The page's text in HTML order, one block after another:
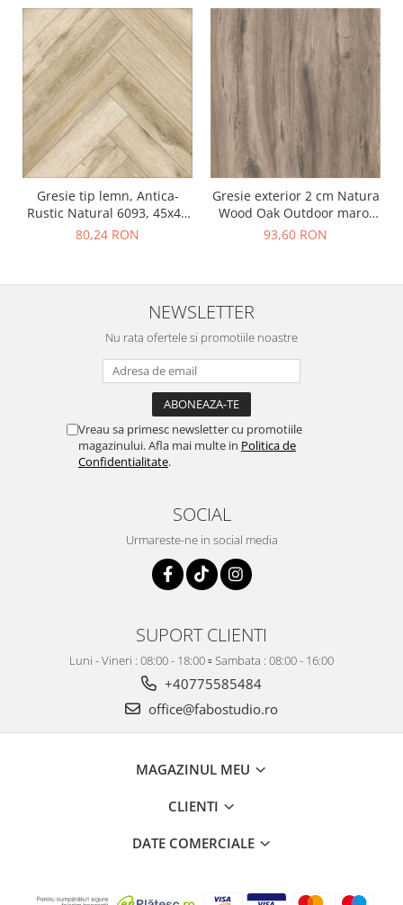
Gresie tip lemn, Antica-
Rustic Natural 6093, 45x45
cm, portelanata, bej, finisaj
80,24 RON
Gresie exterior 2 cm Natura
Wood Oak Outdoor maro,
0.73mp/cut
93,60 RON
NEWSLETTER
Nu rata ofertele si promotiile noastre
Vreau sa primesc newsletter cu promotiile
magazinului. Afla mai multe in Politica de
Confidentialitate.
SOCIAL
Urmareste-ne in social media
SUPORT CLIENTI
Luni - Vineri : 08:00 - 18:00 ▫️ Sambata : 08:00 - 16:00
+40775585484
office@fabostudio.ro
MAGAZINUL MEU
CLIENTI
DATE COMERCIALE